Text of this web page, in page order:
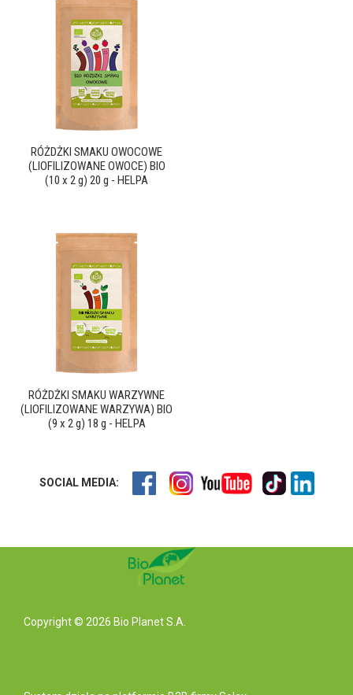
RÓŻDŻKI SMAKU OWOCOWE
(LIOFILIZOWANE OWOCE) BIO
(10 x 2 g) 20 g - HELPA
RÓŻDŻKI SMAKU WARZYWNE
(LIOFILIZOWANE WARZYWA) BIO
(9 x 2 g) 18 g - HELPA
SOCIAL MEDIA:
Copyright © 2026 Bio Planet S.A.